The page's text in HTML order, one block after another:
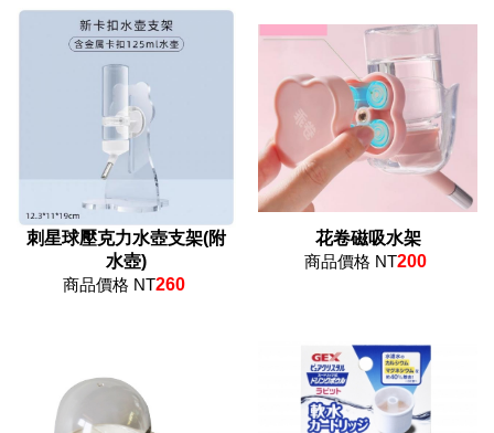
刺星球壓克力水壺支架(附
水壺)
商品價格 NT260
花卷磁吸水架
商品價格 NT200